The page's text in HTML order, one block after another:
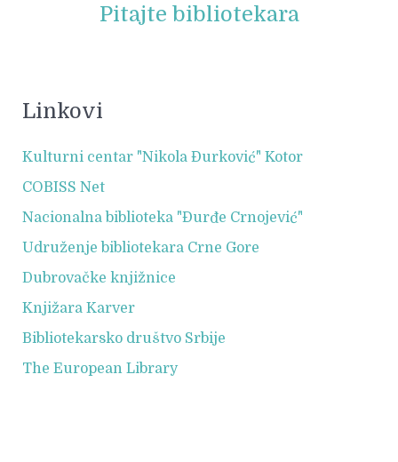
Pitajte bibliotekara
Linkovi
Kulturni centar "Nikola Đurković" Kotor
COBISS Net
Nacionalna biblioteka "Đurđe Crnojević"
Udruženje bibliotekara Crne Gore
Dubrovačke knjižnice
Knjižara Karver
Bibliotekarsko društvo Srbije
The European Library